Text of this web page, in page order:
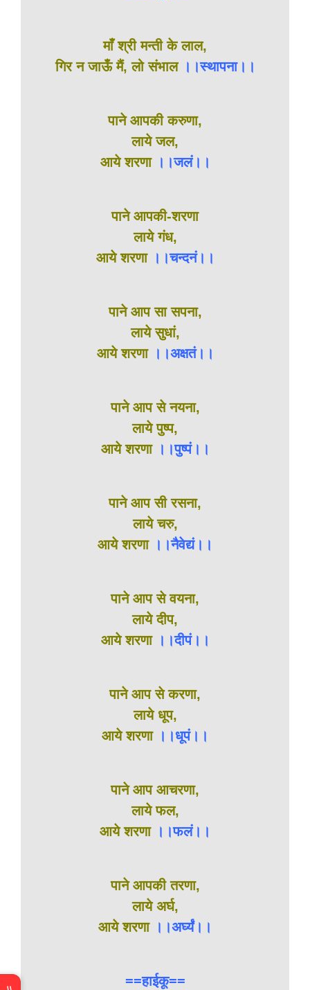
माँ श्री मन्ती के लाल,
गिर न जाऊँ मैं, लो संभाल ।।स्थापना।।
पाने आपकी करुणा,
लाये जल,
आये शरणा।।जलं।।
पाने आपकी-शरणा
लाये गंध,
आये शरणा ।।चन्दनं।।
पाने आप सा सपना,
लाये सुधां,
आये शरणा ।।अक्षतं।।
पाने आप से नयना,
लाये पुष्प,
आये शरणा ।।पुष्पं।।
पाने आप सी रसना,
लाये चरु,
आये शरणा ।।नैवेद्यं।।
पाने आप से वयना,
लाये दीप,
आये शरणा।।दीपं।।
पाने आप से करणा,
लाये धूप,
आये शरणा।।धूपं।।
पाने आप आचरणा,
लाये फल,
आये शरणा ।।फलं।।
पाने आपकी तरणा,
लाये अर्घ,
आये शरणा ।।अर्घ्यं।।
==हाईकू==